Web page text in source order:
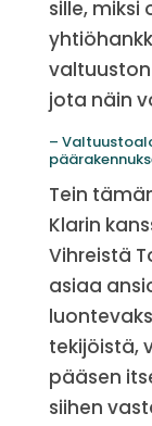
sille,
jota näin
–
Tein
Klarin
Vihreistä
asiaa
tekijöistä,
pääsen
siihen